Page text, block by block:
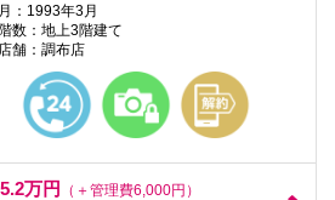
：1993年3月
数：地上3階建て
舗：調布店
5.2万円
（＋管理費6,000円）